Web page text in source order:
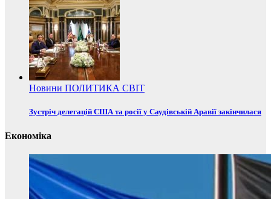
Новини ПОЛИТИКА СВІТ
Зустріч делегацій США та росії у Саудівській Аравії закінчилася
Економіка